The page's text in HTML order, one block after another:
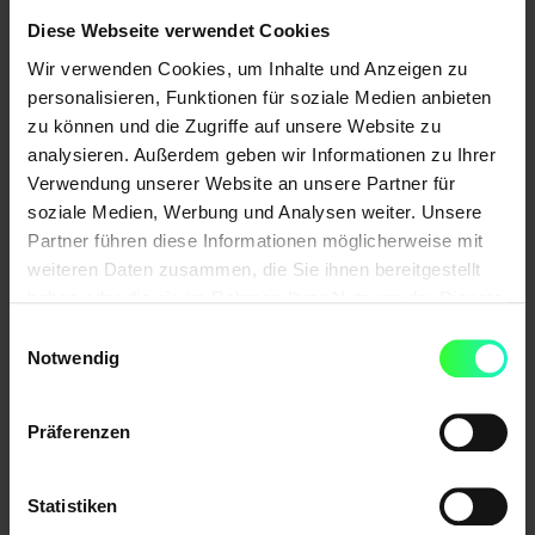
Diese Webseite verwendet Cookies
Wir verwenden Cookies, um Inhalte und Anzeigen zu
personalisieren, Funktionen für soziale Medien anbieten
zu können und die Zugriffe auf unsere Website zu
analysieren. Außerdem geben wir Informationen zu Ihrer
Verwendung unserer Website an unsere Partner für
soziale Medien, Werbung und Analysen weiter. Unsere
Partner führen diese Informationen möglicherweise mit
weiteren Daten zusammen, die Sie ihnen bereitgestellt
Notwendig
Präferenzen
Statistiken
Interessierten.
Der erste OMT Wiesbadens steht unter dem
Motto „Lernen – Netzwerken – Kontaktpflege“
und bietet Online Marketer und Marketing
Verantwortlichen in acht Vorträgen und zwölf
Workshops die Möglichkeit sich im Bereich des
Online Marketings auszutauschen und
weiterzubilden. Im 60/40 auf dem
Schlachtholfgelände kann auf der Afterparty ab
20 Uhr bei guter Musik intensives Networking
und die Zuteilung erfolgt nach dem Prinzip „first